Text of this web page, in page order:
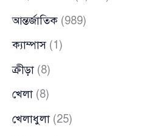
আন্তর্জাতিক (989)
ক্যাম্পাস(1)
ক্রীড়া (8)
খেলা (8)
খেলাধুলা (25)